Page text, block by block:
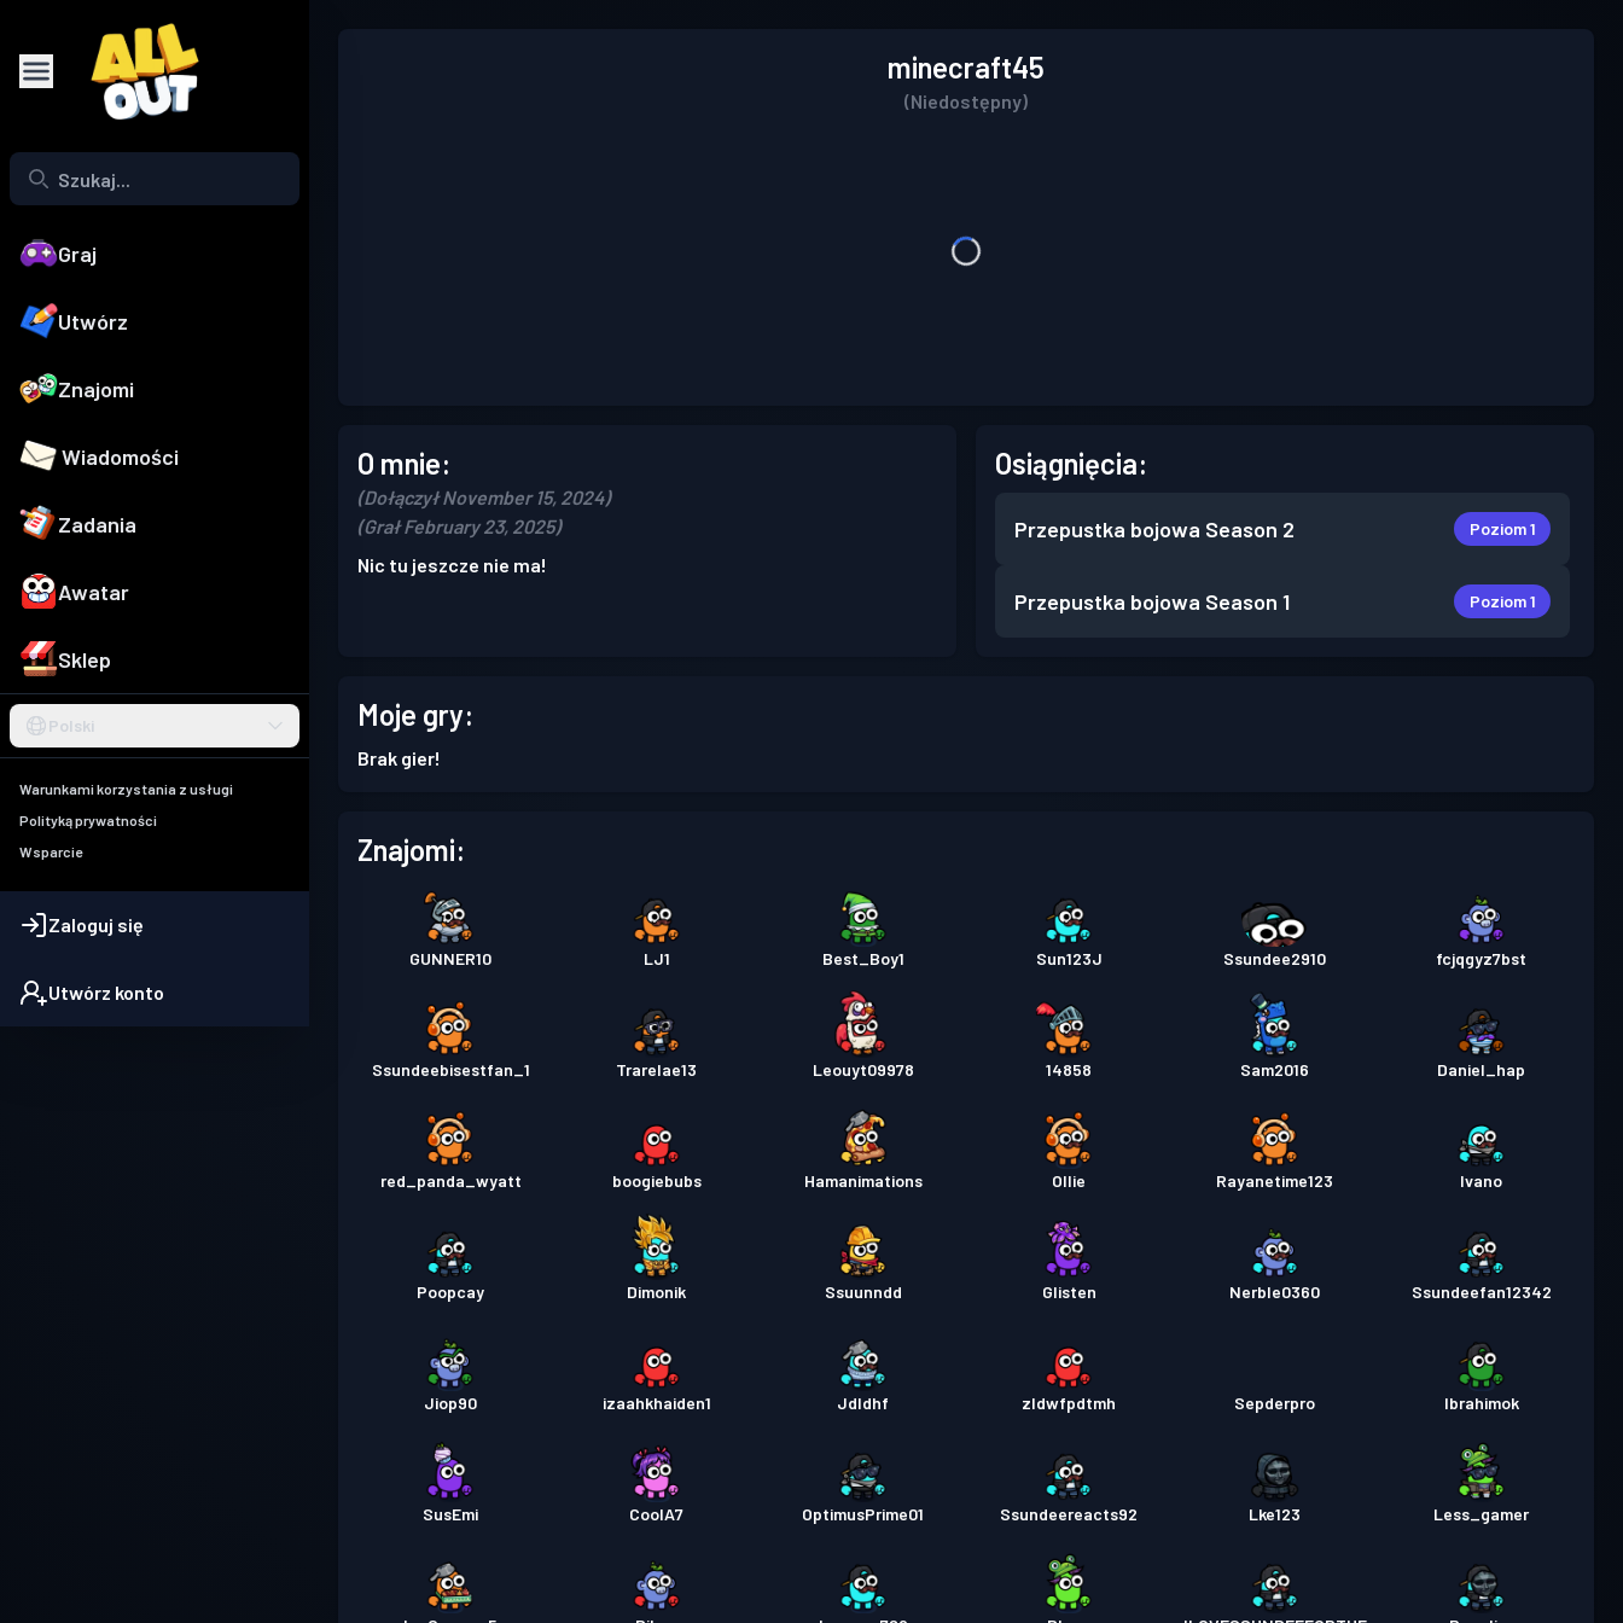
Graj
Utwórz
Znajomi
Wiadomości
Zadania
Awatar
Sklep
Polski
Warunkami korzystania z usługi
Polityką prywatności
Wsparcie
Zaloguj się
Utwórz konto
minecraft45
(Niedostępny)
O mnie:
(Dołączył November 15, 2024)
(Grał February 23, 2025)
Nic tu jeszcze nie ma!
Osiągnięcia:
Przepustka bojowa Season 2 Poziom 1
Przepustka bojowa Season 1 Poziom 1
Moje gry:
Brak gier!
Znajomi:
GUNNER10 LJ1 Best_Boy1 Sun123J Ssundee2910 fcjqgyz7bst
Ssundeebisestfan_1 Trarelae13 Leouyt09978 14858 Sam2016 Daniel_hap
red_panda_wyatt boogiebubs Hamanimations Ollie Rayanetime123 Ivano
Poopcay Dimonik Ssuunndd Glisten Nerble0360 Ssundeefan12342
Jiop90 izaahkhaiden1 Jdldhf zldwfpdtmh Sepderpro Ibrahimok
SusEmi CoolA7 OptimusPrime01 Ssundeereacts92 Lke123 Less_gamer